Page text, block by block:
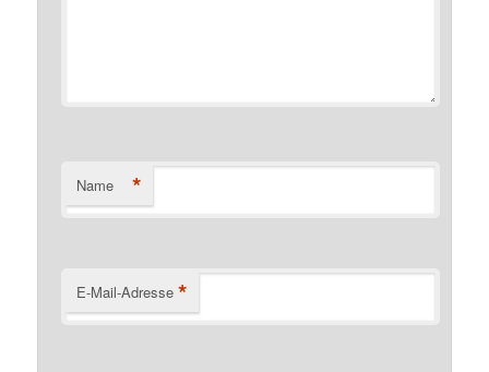
Name *
E-Mail-Adresse *